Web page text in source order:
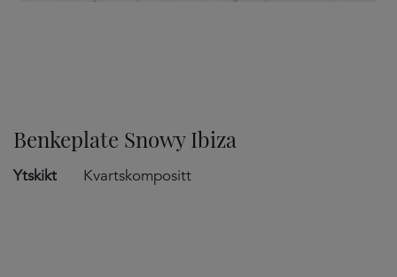
Benkeplate Snowy Ibiza
Ytskikt Kvartskompositt